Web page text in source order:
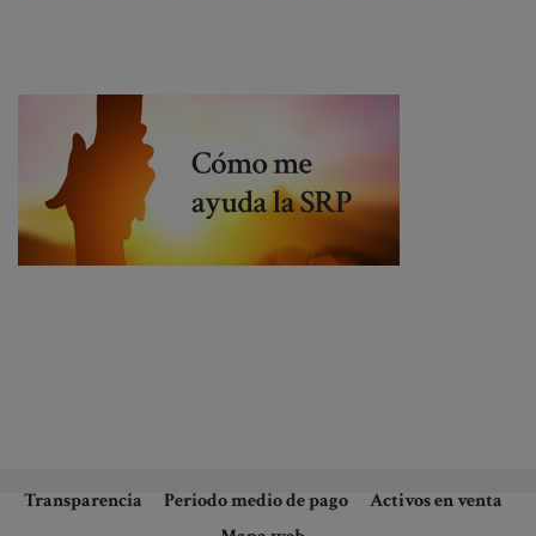
Transparencia Periodo medio de pago
Activos en venta